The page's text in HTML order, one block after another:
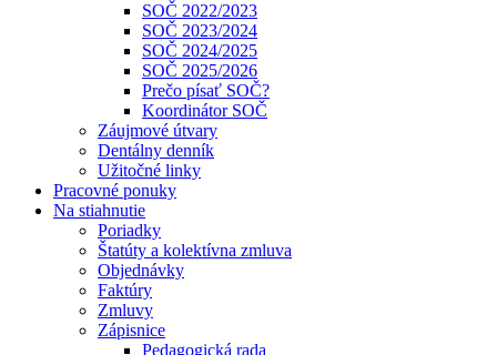
SOČ 2022/2023
SOČ 2023/2024
SOČ 2024/2025
SOČ 2025/2026
Prečo písať SOČ?
Koordinátor SOČ
Záujmové útvary
Dentálny denník
Užitočné linky
Pracovné ponuky
Na stiahnutie
Poriadky
Štatúty a kolektívna zmluva
Objednávky
Faktúry
Zmluvy
Zápisnice
Pedagogická rada